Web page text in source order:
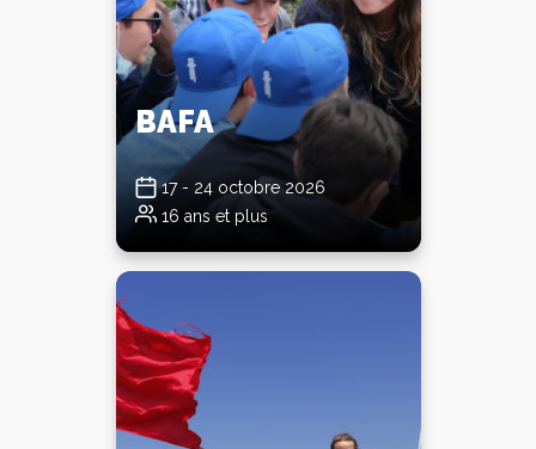
BAFA
17 - 24 octobre 2026
16 ans et plus